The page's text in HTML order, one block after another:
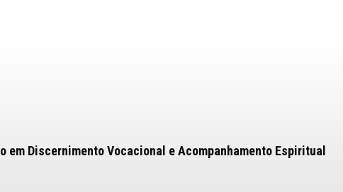
em Discernimento Vocacional e Acompanhamento Espiritual